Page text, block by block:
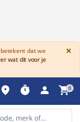
dat we
wat dit voor je
×
place timer person shopping_cart0